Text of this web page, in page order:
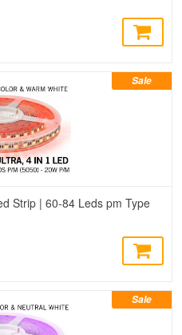
Sale
Strip | 60-84 Leds pm Type
Sale